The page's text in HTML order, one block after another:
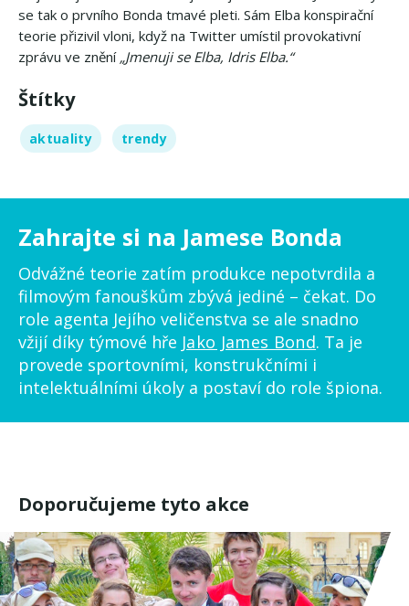
se tak o prvního Bonda tmavé pleti. Sám Elba konspirační
teorie přizivil vloni, když na Twitter umístil provokativní
zprávu ve znění „Jmenuji se Elba, Idris Elba.“
Štítky
aktuality trendy
Zahrajte si na Jamese Bonda
Odvážné teorie zatím produkce nepotvrdila a
filmovým fanouškům zbývá jediné – čekat. Do
role agenta Jejího veličenstva se ale snadno
vžijí díky týmové hře Jako James Bond. Ta je
provede sportovními, konstrukčními i
intelektuálními úkoly a postaví do role špiona.
Doporučujeme tyto akce